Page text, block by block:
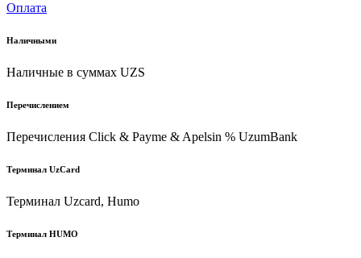
Оплата
Наличными
Наличные в суммах UZS
Перечислением
Перечисления Click & Payme & Apelsin % UzumBank
Терминал UzCard
Терминал Uzcard, Humo
Терминал HUMO